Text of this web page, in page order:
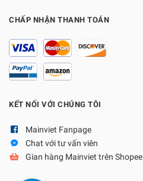
CHẤP NHẬN THANH TOÁN
KẾT NỐI VỚI CHÚNG TÔI
Mainviet Fanpage
Chat với tư vấn viên
Gian hàng Mainviet trên Shopee